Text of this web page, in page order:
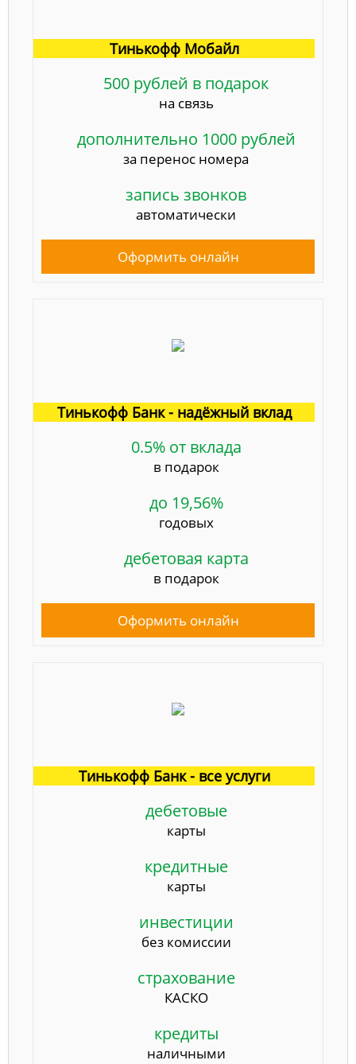
Тинькофф Мобайл
500 рублей в подарок
на связь
дополнительно 1000 рублей
за перенос номера
запись звонков
автоматически
Оформить онлайн
Тинькофф Банк - надёжный вклад
0.5% от вклада
в подарок
до 19,56%
годовых
дебетовая карта
в подарок
Оформить онлайн
Тинькофф Банк - все услуги
дебетовые
карты
кредитные
карты
инвестиции
без комиссии
страхование
КАСКО
кредиты
наличными